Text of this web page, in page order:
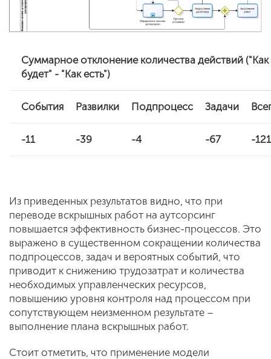
Суммарное отклонение количества действий ("Как
будет" - "Как есть")
События Развилки Подпроцесс Задачи
-11 -39 -4 -67 -121
Из приведенных результатов видно, что при
переводе вскрышных работ на аутсорсинг
повышается эффективность бизнес-процессов. Это
выражено в существенном сокращении количества
подпроцессов, задач и вероятных событий, что
приводит к снижению трудозатрат и количества
необходимых управленческих ресурсов,
повышению уровня контроля над процессом при
сопутствующем неизменном результате –
выполнение плана вскрышных работ.
Стоит отметить, что применение модели